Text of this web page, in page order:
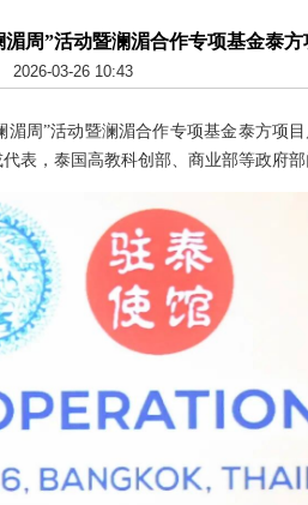
周”活动暨澜湄合作专项基金泰
2026-03-26 10:43
周”活动暨澜湄合作专项基金泰方项
表，泰国高教科创部、商业部等政府部